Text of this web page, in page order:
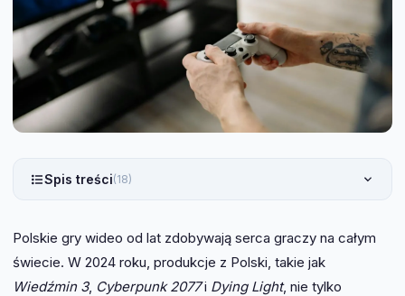
Spis treści(18)
Polskie gry wideo od lat zdobywają serca graczy na całym
świecie. W 2024 roku, produkcje z Polski, takie jak
Wiedźmin 3, Cyberpunk 2077i Dying Light, nie tylko